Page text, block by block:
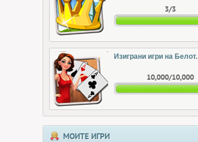
3/3
Изиграни игри на Белот.
10,000/10,000
МОИТЕ ИГРИ